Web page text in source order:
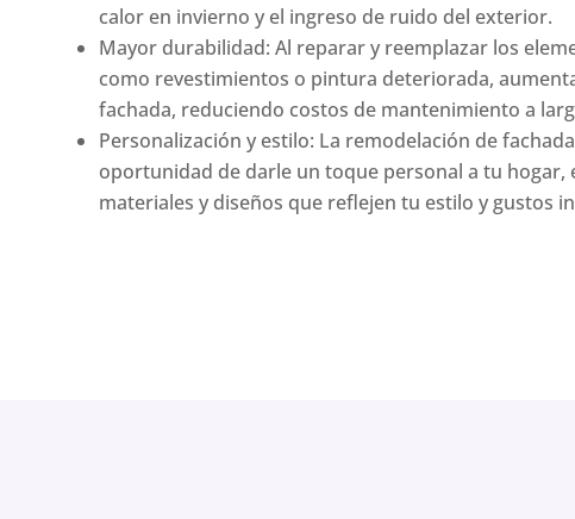
calor en invierno y el ingreso de ruido del exterior.
Mayor durabilidad: Al reparar y reemplazar los
como revestimientos o pintura deteriorada,
fachada, reduciendo costos de mantenimiento a
Personalización y estilo: La remodelación de
oportunidad de darle un toque personal a tu hogar,
materiales y diseños que reflejen tu estilo y gustos